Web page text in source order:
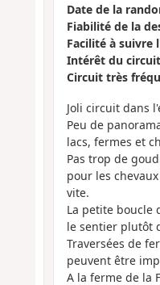
Date de la
Fiabilité de la
Facilité à suivre
Intérêt du
Circuit très
Joli circuit dans
Peu de
lacs, fermes et
Pas trop de
pour les
vite.
La petite boucle
le sentier plutôt
Traversées de
peuvent être
A la ferme de la